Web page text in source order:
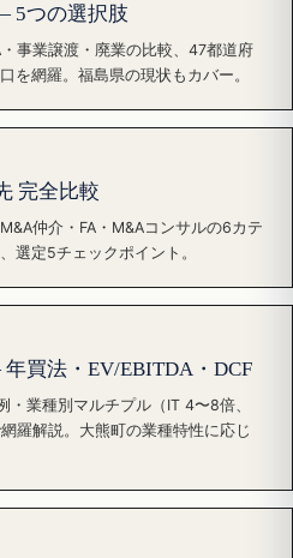
5つの選択肢
事業譲渡・廃業の比較、47都道府
を網羅。福島県の現状もカバー。
完全比較
仲介・FA・M&Aコンサルの6カテ
選定5チェックポイント。
買法・EV/EBITDA・DCF
業種別マルチプル（IT 4〜8倍、
羅解説。大熊町の業種特性に応じ